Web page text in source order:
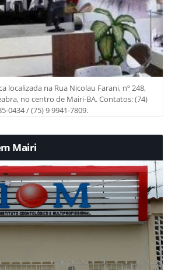
localizada na Rua Nicolau Farani, nº 248,
no centro de Mairi-BA. Contatos: (74)
0434 / (75) 9 9941-7809.
Mairi